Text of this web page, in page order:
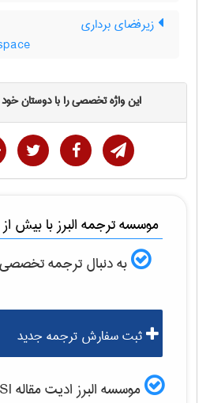
زیرفضای برداری
این واژه تخصصی را با دوستان خود
موسسه ترجمه البرز با بیش از
به دنبال ترجمه
ثبت سفارش ترجمه جدید
موسسه البرز ادیت مقاله ISI